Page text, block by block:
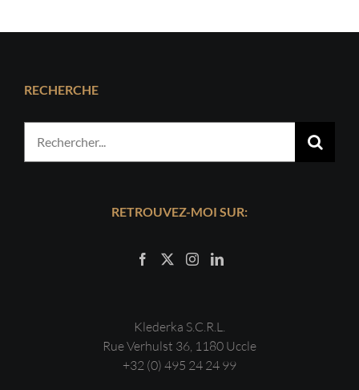
RECHERCHE
Rechercher:
RETROUVEZ-MOI SUR:
Klederka S.C.R.L.
Rue Verhulst 36, 1180 Uccle
+32 (0) 495 24 24 99